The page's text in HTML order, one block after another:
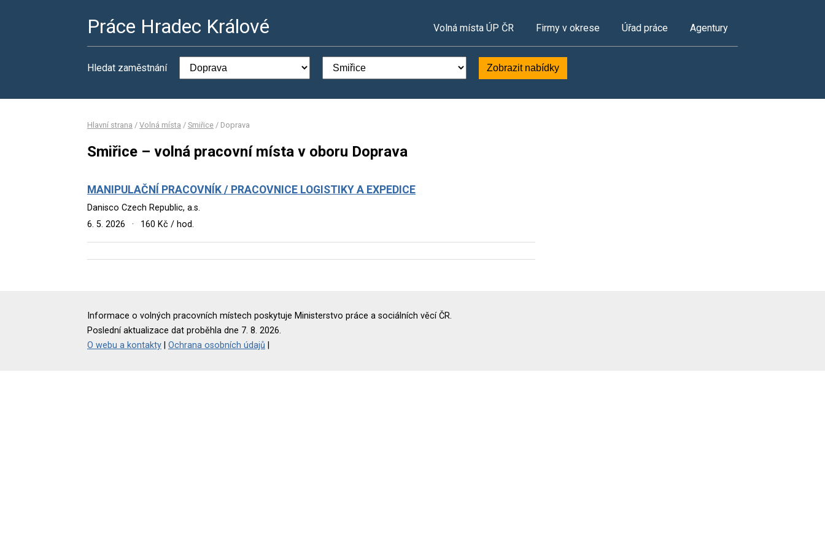
Práce Hradec Králové Volná místa ÚP ČR Firmy v okrese Úřad práce Agentury
Hledat zaměstnání Zobrazit nabídky
Hlavní strana / Volná místa / Smiřice / Doprava
Smiřice – volná pracovní místa v oboru Doprava
MANIPULAČNÍ PRACOVNÍK / PRACOVNICE LOGISTIKY A EXPEDICE
Danisco Czech Republic, a.s.
6. 5. 2026
· 160 Kč / hod.
Informace o volných pracovních místech poskytuje Ministerstvo práce a sociálních věcí ČR.
Poslední aktualizace dat proběhla dne 7. 8. 2026.
O webu a kontakty
Ochrana osobních údajů